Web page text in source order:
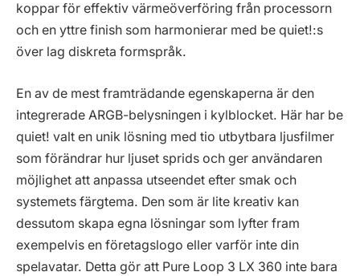
koppar för effektiv värmeöverföring från processorn
och en yttre finish som harmonierar med be quiet!:s
över lag diskreta formspråk.
En av de mest framträdande egenskaperna är den
integrerade ARGB-belysningen i kylblocket. Här har be
quiet! valt en unik lösning med tio utbytbara ljusfilmer
som förändrar hur ljuset sprids och ger användaren
möjlighet att anpassa utseendet efter smak och
systemets färgtema. Den som är lite kreativ kan
dessutom skapa egna lösningar som lyfter fram
exempelvis en företagslogo eller varför inte din
spelavatar. Detta gör att Pure Loop 3 LX 360 inte bara